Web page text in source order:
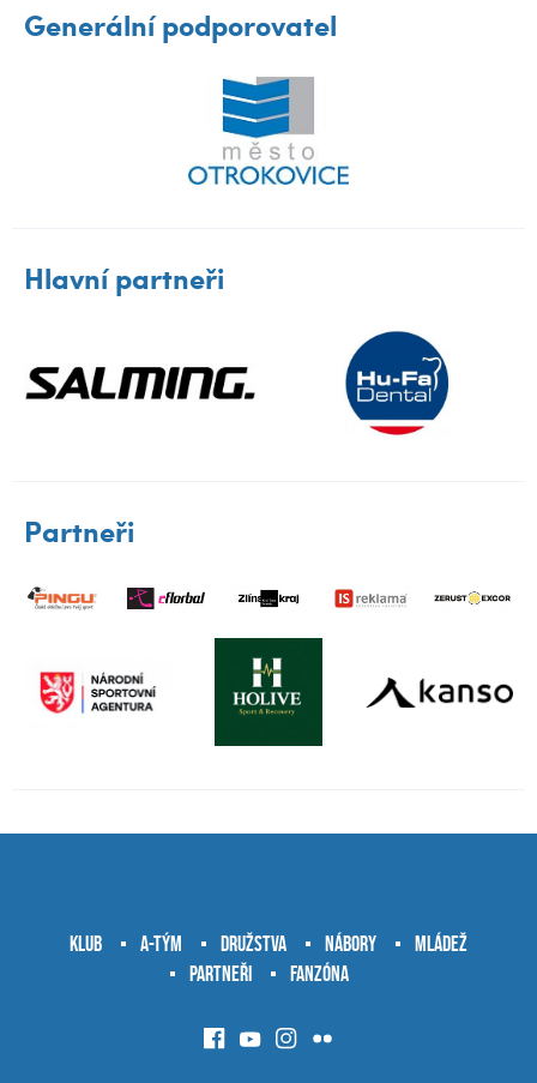
Generální podporovatel
Hlavní partneři
Partneři
Klub A-tým Družstva Nábory
Mládež
Partneři
Fanzóna